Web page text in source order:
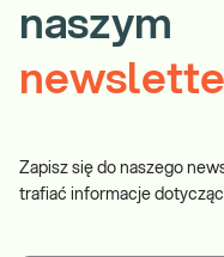
naszym
Zapisz się do naszego
trafiać informacje